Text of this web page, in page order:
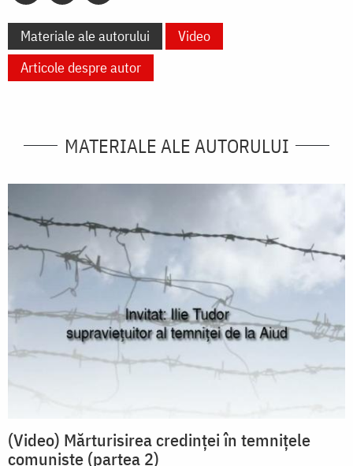
Materiale ale autorului
Video
Articole despre autor
MATERIALE ALE AUTORULUI
(Video) Mărturisirea credinței în temnițele
comuniste (partea 2)